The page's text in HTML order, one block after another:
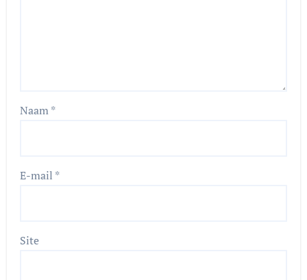
Naam*
E-mail *
Site